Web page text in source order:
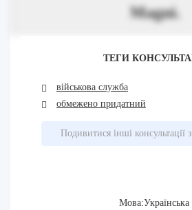
Magni.
ТЕГИ
військова служба
обмежено придатний
Подивитися інші консультації
Мова:Українська